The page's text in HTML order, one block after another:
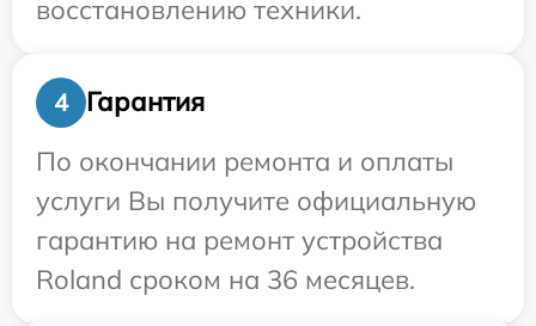
восстановлению техники.
4
Гарантия
По окончании ремонта и оплаты
услуги Вы получите официальную
гарантию на ремонт устройства
Roland сроком на 36 месяцев.